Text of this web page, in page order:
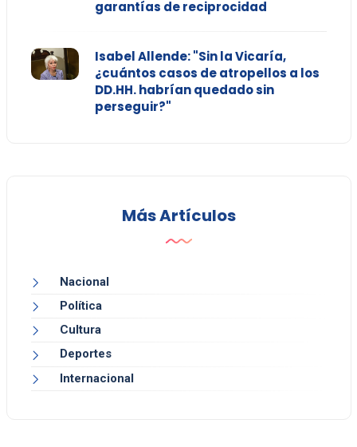
garantías de reciprocidad
Isabel Allende: "Sin la Vicaría,
¿cuántos casos de atropellos a los
DD.HH. habrían quedado sin
perseguir?"
Más Artículos
Nacional
Política
Cultura
Deportes
Internacional